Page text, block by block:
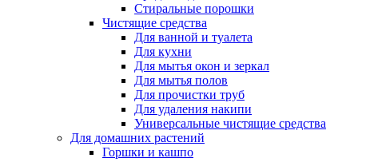
Стиральные порошки
Чистящие средства
Для ванной и туалета
Для кухни
Для мытья окон и зеркал
Для мытья полов
Для прочистки труб
Для удаления накипи
Универсальные чистящие средства
Для домашних растений
Горшки и кашпо